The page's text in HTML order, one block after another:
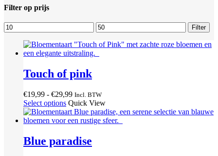
Filter op prijs
Min.
prijs
Max.
prijs
Filter
Touch of pink
€19,99 - €29,99Prijsklasse:
€19,99
tot
€29,99
Incl. BTW
Select options Quick View
Blue paradise